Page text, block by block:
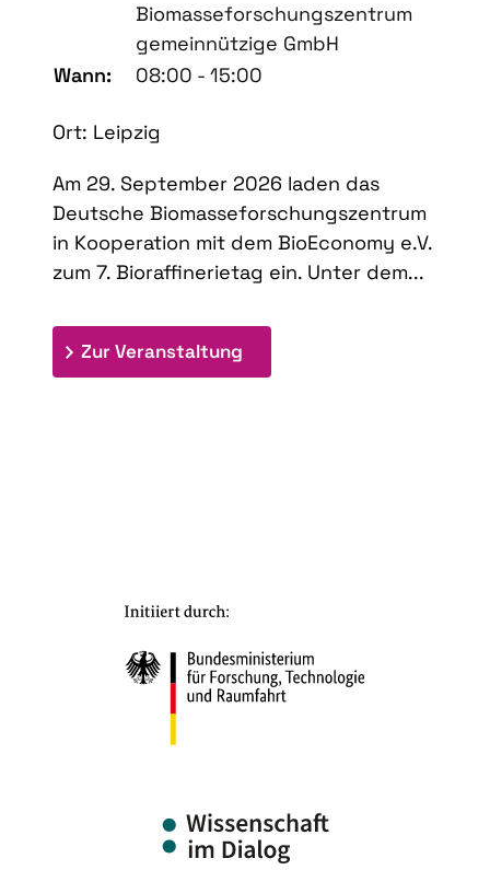
Biomasseforschungszentrum
gemeinnützige GmbH
Wann:
08:00 - 15:00
Ort: Leipzig
Am 29. September 2026 laden das
Deutsche Biomasseforschungszentrum
in Kooperation mit dem BioEconomy e.V.
zum 7. Bioraffinerietag ein. Unter dem...
Zur Veranstaltung